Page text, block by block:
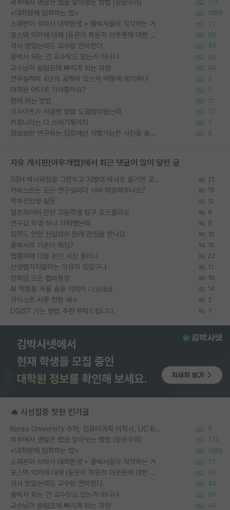
외부에서 괜찮은 랩을 알아보는 방법 (장문주의) 274
<대학원에 입학하는 법> 1388
소재분야 석박사 대학원생 + 물박사들이 착각하는 거 72
포스텍 억까에 대해 (동문의 학문적 아웃풋에 대한 반박) 50
석사 받았는데도 교수랑 연락한다. 43
물박사 되는 건 교수탓도 있는거 아니냐 29
교수님이 슬럼프에 빠지게 되는 과정 40
연구실적이 4년의 공백이 있는거 어떻게 생각하냐 3
대학원 어디로 가야할까요? 5
편애 하는 방법 12
이사이트가 처음엔 정말 도움많이됐는데 13
커뮤니티는 다 쓰레기통이지 5
정보보안 연구하는 입장에선 식별가능한 사진을 올리는건 비추이긴함 5
자유 게시판(아무개랩)에서 최근 댓글이 많이 달린 글
SSH 박사과정을 그만두고 지방대 박사로 옮기면 교수의 꿈은 끝일까요? 21
카이스트는 모든 연구실마다 서버 제공해주나요? 15
학부신입생 질문 12
알츠하이머 관련 고등학생 탐구 포트폴리오 9
연구실 학생 하나 자퇴했는데 8
입학도 안한 신입생이 원래 관심을 받나요 10
물박사의 기준이 뭐임? 16
랩홈피에 다들 본인 사진 올리냐 22
신생랩가지말라는 이유가 있었구나 11
장학금 모은 랩비통장 10
AI 학회들 거품 슬슬 지적이 나오네요 14
카이스트 서류 전형 배수 7
DGIST 가는 방법 추천 부탁드립니다. 7
🔥 시선집중 핫한 인기글
Korea University 수학, 컴퓨터과학 이학사, UC Berkeley 산업공학 대학원 공학박사가 되는 것은 쉽지 않겠죠? 9
외부에서 괜찮은 랩을 알아보는 방법 (장문주의) 274
<대학원에 입학하는 법> 1388
소재분야 석박사 대학원생 + 물박사들이 착각하는 거 72
포스텍 억까에 대해 (동문의 학문적 아웃풋에 대한 반박) 50
석사 받았는데도 교수랑 연락한다. 43
물박사 되는 건 교수탓도 있는거 아니냐 29
교수님이 슬럼프에 빠지게 되는 과정 40